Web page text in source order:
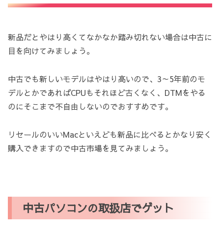
新品だとやはり高くてなかなか踏み切れない場合は中古に
目を向けてみましょう。
中古でも新しいモデルはやはり高いので、3～5年前のモ
デルとかであればCPUもそれほど古くなく、DTMをやる
のにそこまで不自由しないのでおすすめです。
リセールのいいMacといえども新品に比べるとかなり安く
購入できますので中古市場を見てみましょう。
中古パソコンの取扱店でゲット